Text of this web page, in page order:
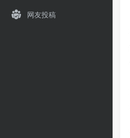
网友投稿